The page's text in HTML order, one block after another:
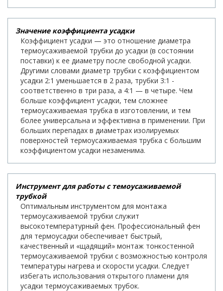
Значение коэффициента усадки
Коэффициент усадки — это отношение диаметра
термоусаживаемой трубки до усадки (в состоянии
поставки) к ее диаметру после свободной усадки.
Другими словами диаметр трубки с коэффициентом
усадки 2:1 уменьшается в 2 раза, трубки 3:1 -
соответственно в три раза, а 4:1 — в четыре. Чем
больше коэффициент усадки, тем сложнее
термоусаживаемая трубка в изготовлении, и тем
более универсальна и эффективна в применении. При
больших перепадах в диаметрах изолируемых
поверхностей термоусаживаемая трубка с большим
коэффициентом усадки незаменима.
Инструмент для работы с темоусаживаемой
трубкой
Оптимальным инструментом для монтажа
термоусаживаемой трубки служит
высокотемпературный фен. Профессиональный фен
для термоусадки обеспечивает быстрый,
качественный и «щадящий» монтаж тонкостенной
термоусаживаемой трубки с возможностью контроля
температуры нагрева и скорости усадки. Следует
избегать использования открытого пламени для
усадки термоусаживаемых трубок.